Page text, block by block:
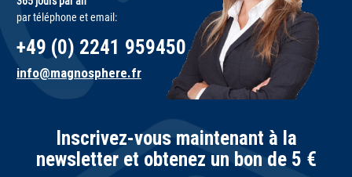
par téléphone et email:
+49 (0) 2241 959450
info@magnosphere.fr
Inscrivez-vous maintenant à la
newsletter et obtenez un bon de 5 €